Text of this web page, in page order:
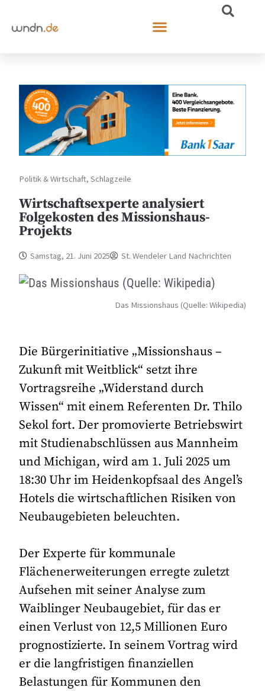
Politik & Wirtschaft,Schlagzeile
Wirtschaftsexperte analysiert
Folgekosten des Missionshaus-
Projekts
Samstag, 21. Juni 2025 St. Wendeler Land Nachrichten
Das Missionshaus (Quelle: Wikipedia)
Die Bürgerinitiative „Missionshaus –
Zukunft mit Weitblick“ setzt ihre
Vortragsreihe „Widerstand durch
Wissen“ mit einem Referenten Dr. Thilo
Sekol fort. Der promovierte Betriebswirt
mit Studienabschlüssen aus Mannheim
und Michigan, wird am 1. Juli 2025 um
18:30 Uhr im Heidenkopfsaal des Angel’s
Hotels die wirtschaftlichen Risiken von
Neubaugebieten beleuchten.
Der Experte für kommunale
Flächenerweiterungen erregte zuletzt
Aufsehen mit seiner Analyse zum
Waiblinger Neubaugebiet, für das er
einen Verlust von 12,5 Millionen Euro
prognostizierte. In seinem Vortrag wird
er die langfristigen finanziellen
Belastungen für Kommunen den